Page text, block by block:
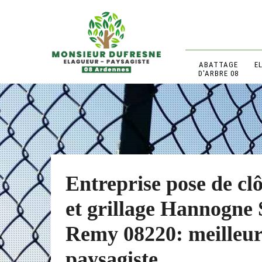
ABATTAGE
D'ARBRE 08
Entreprise pose de
et grillage Hannogne
Remy 08220: